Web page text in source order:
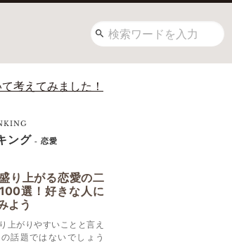
考えてみました！
ング - 恋愛
り上がる恋愛の二
選！好きな人に
よう
上がりやすいことと言え
話題ではないでしょう